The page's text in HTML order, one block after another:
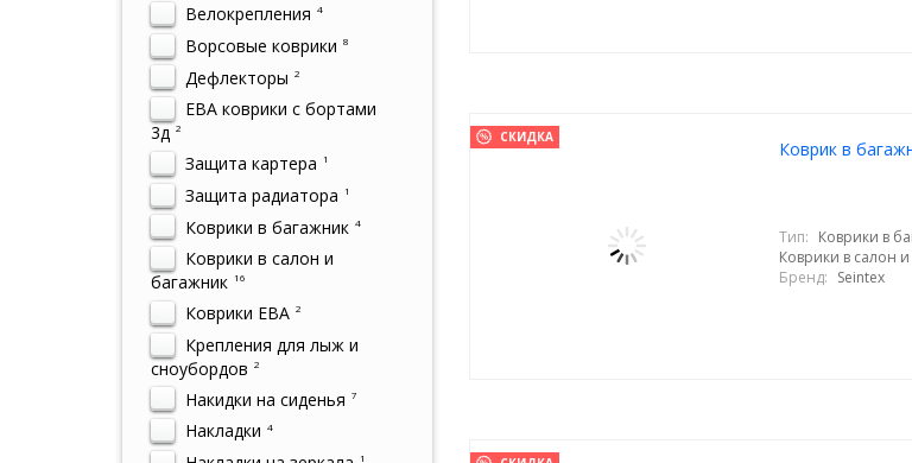
Велокрепления 4
Ворсовые коврики 8
Дефлекторы 2
ЕВА коврики с бортами
3д 2
Защита картера 1
Защита радиатора 1
Коврики в багажник 4
Коврики в салон и
багажник 16
Коврики ЕВА 2
Крепления для лыж и
сноубордов 2
Накидки на сиденья 7
Накладки 4
1
СКИДКА
Коврик в
Тип: Коврики в
Коврики в салон
Бренд: Seintex